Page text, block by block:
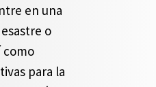
en una
o
como
para la